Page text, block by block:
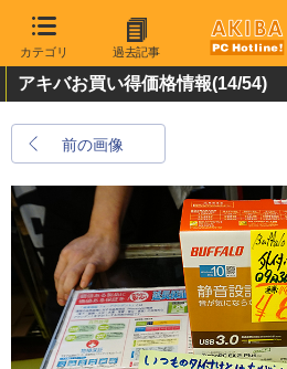
カテゴリ 過去記事
アキバお買い得価格情報(14/54)
前の画像